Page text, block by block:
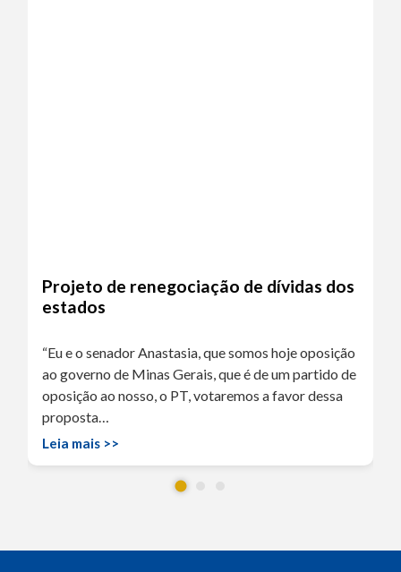
Projeto de renegociação de dívidas dos
estados
“Eu e o senador Anastasia, que somos hoje oposição
ao governo de Minas Gerais, que é de um partido de
oposição ao nosso, o PT, votaremos a favor dessa
proposta…
Leia mais >>